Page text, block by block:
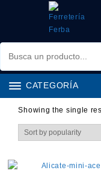
CATEGORÍA
Showing the single